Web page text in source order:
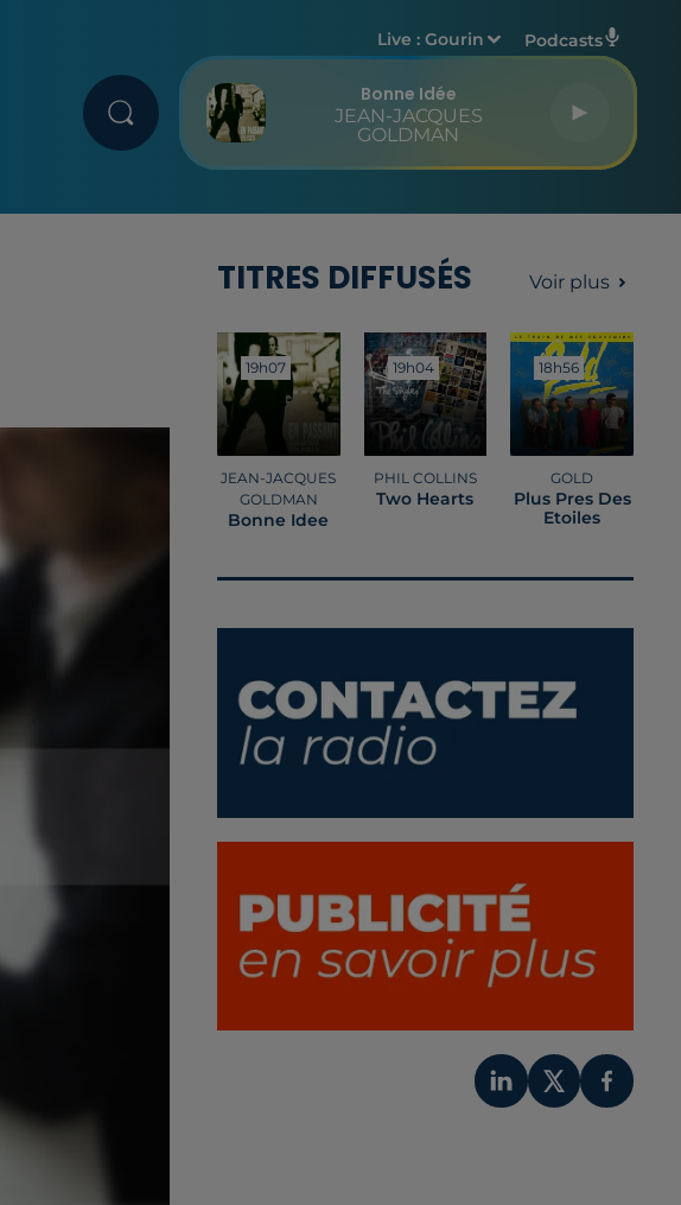
Live :Gourin Podcasts
Bonne Idée
JEAN-JACQUES
GOLDMAN
TITRES DIFFUSÉS Voir plus
19h07
19h07
JEAN-JACQUES
GOLDMAN
Bonne Idee
19h04
19h04
PHIL COLLINS
Two Hearts
18h56
18h56
GOLD
Plus Pres Des
Etoiles